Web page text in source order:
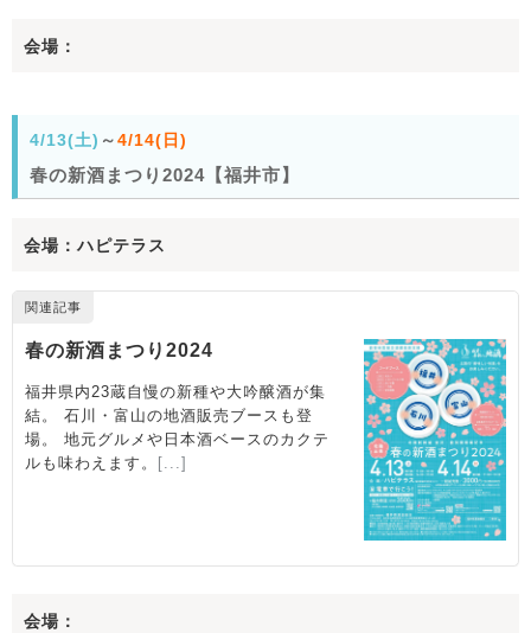
会場：
4/13(土) ～4/14(日)
春の新酒まつり2024【福井市】
会場：ハピテラス
会場：